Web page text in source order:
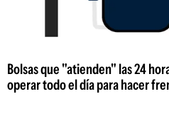
Bolsas que "atienden" las 24
operar todo el día para hacer